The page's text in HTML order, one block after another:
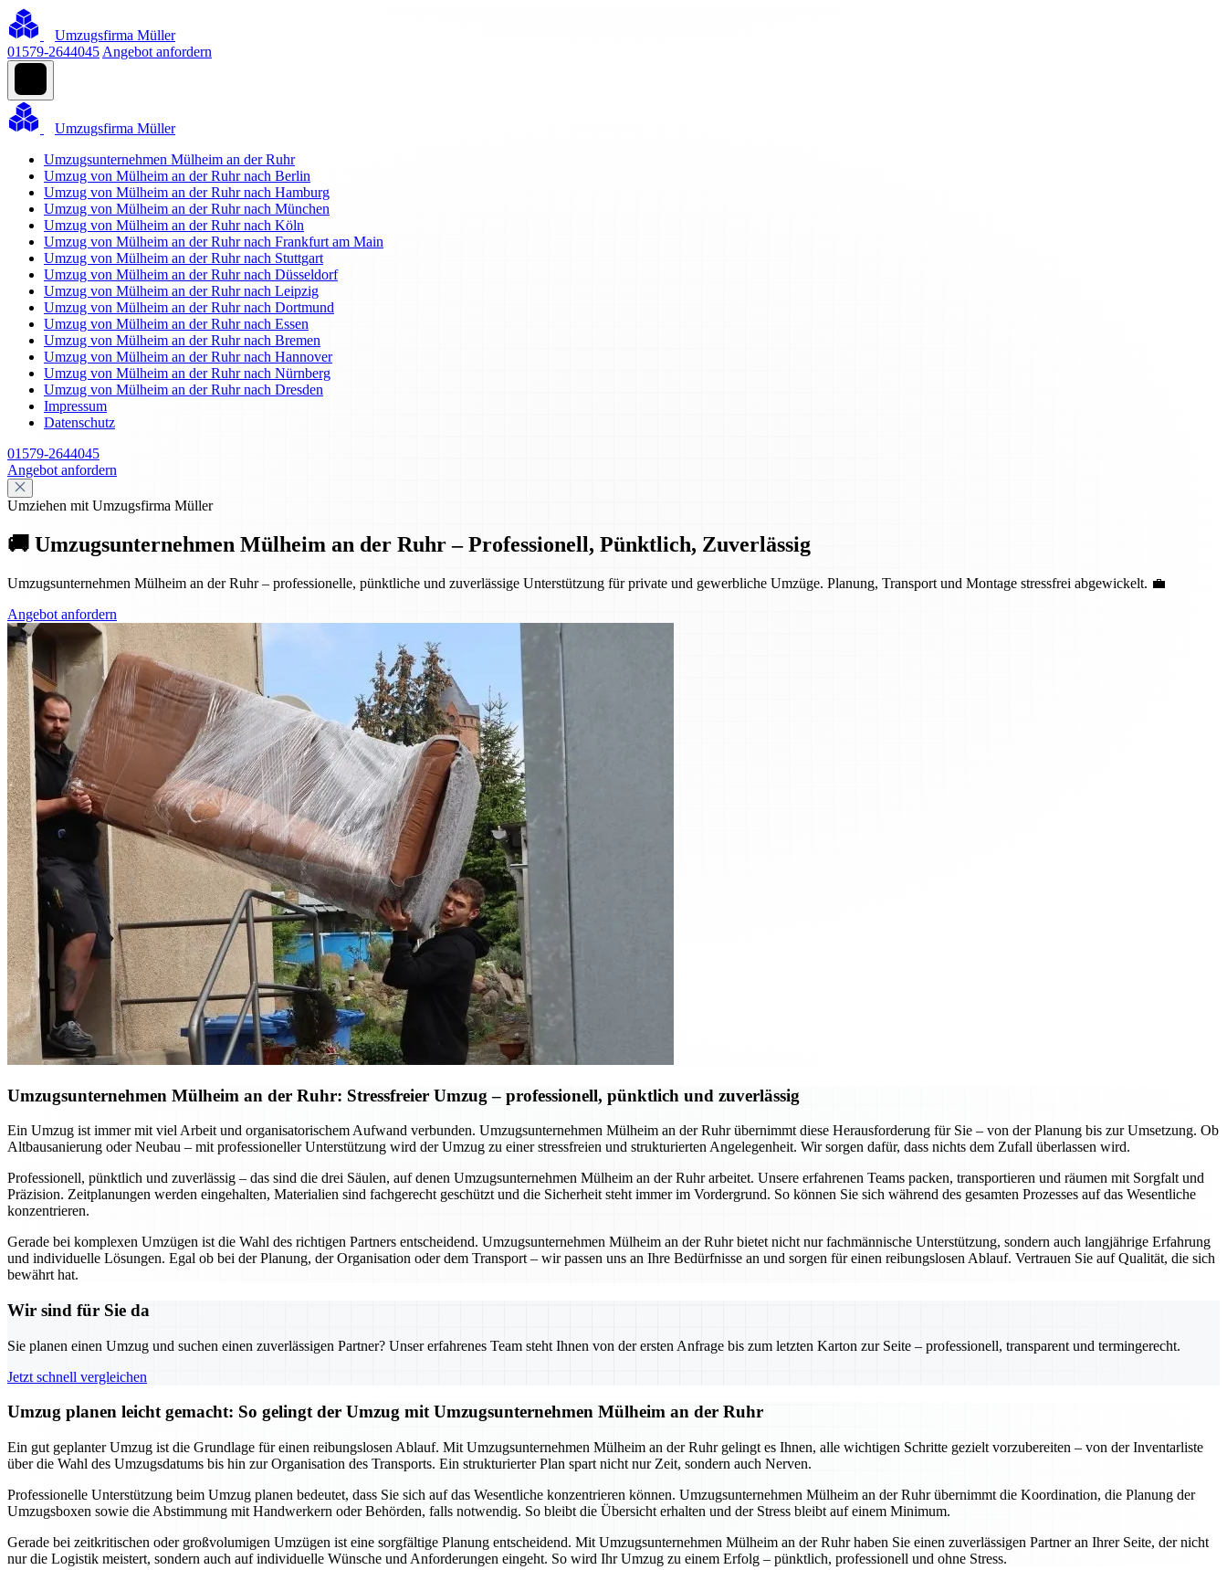
Umzugsfirma Müller
01579-2644045 Angebot anfordern
Umzugsfirma Müller
Umzugsunternehmen Mülheim an der Ruhr
Umzug von Mülheim an der Ruhr nach Berlin
Umzug von Mülheim an der Ruhr nach Hamburg
Umzug von Mülheim an der Ruhr nach München
Umzug von Mülheim an der Ruhr nach Köln
Umzug von Mülheim an der Ruhr nach Frankfurt am Main
Umzug von Mülheim an der Ruhr nach Stuttgart
Umzug von Mülheim an der Ruhr nach Düsseldorf
Umzug von Mülheim an der Ruhr nach Leipzig
Umzug von Mülheim an der Ruhr nach Dortmund
Umzug von Mülheim an der Ruhr nach Essen
Umzug von Mülheim an der Ruhr nach Bremen
Umzug von Mülheim an der Ruhr nach Hannover
Umzug von Mülheim an der Ruhr nach Nürnberg
Umzug von Mülheim an der Ruhr nach Dresden
Impressum
Datenschutz
01579-2644045
Angebot anfordern
Umziehen mit Umzugsfirma Müller
🚚 Umzugsunternehmen Mülheim an der Ruhr – Professionell, Pünktlich, Zuverlässig
Umzugsunternehmen Mülheim an der Ruhr – professionelle, pünktliche und zuverlässige Unterstützung für private und gewerbliche Umzüge. Planung, Transport und Montage stressfrei abgewickelt. 💼
Angebot anfordern
Umzugsunternehmen Mülheim an der Ruhr: Stressfreier Umzug – professionell, pünktlich und zuverlässig
Ein Umzug ist immer mit viel Arbeit und organisatorischem Aufwand verbunden. Umzugsunternehmen Mülheim an der Ruhr übernimmt diese Herausforderung für Sie – von der Planung bis zur Umsetzung. Ob
Altbausanierung oder Neubau – mit professioneller Unterstützung wird der Umzug zu einer stressfreien und strukturierten Angelegenheit. Wir sorgen dafür, dass nichts dem Zufall überlassen wird.
Professionell, pünktlich und zuverlässig – das sind die drei Säulen, auf denen Umzugsunternehmen Mülheim an der Ruhr arbeitet. Unsere erfahrenen Teams packen, transportieren und räumen mit Sorgfalt und
Präzision. Zeitplanungen werden eingehalten, Materialien sind fachgerecht geschützt und die Sicherheit steht immer im Vordergrund. So können Sie sich während des gesamten Prozesses auf das Wesentliche
konzentrieren.
Gerade bei komplexen Umzügen ist die Wahl des richtigen Partners entscheidend. Umzugsunternehmen Mülheim an der Ruhr bietet nicht nur fachmännische Unterstützung, sondern auch langjährige Erfahrung
und individuelle Lösungen. Egal ob bei der Planung, der Organisation oder dem Transport – wir passen uns an Ihre Bedürfnisse an und sorgen für einen reibungslosen Ablauf. Vertrauen Sie auf Qualität, die sich
bewährt hat.
Wir sind für Sie da
Sie planen einen Umzug und suchen einen zuverlässigen Partner? Unser erfahrenes Team steht Ihnen von der ersten Anfrage bis zum letzten Karton zur Seite – professionell, transparent und termingerecht.
Jetzt schnell vergleichen
Umzug planen leicht gemacht: So gelingt der Umzug mit Umzugsunternehmen Mülheim an der Ruhr
Ein gut geplanter Umzug ist die Grundlage für einen reibungslosen Ablauf. Mit Umzugsunternehmen Mülheim an der Ruhr gelingt es Ihnen, alle wichtigen Schritte gezielt vorzubereiten – von der Inventarliste
über die Wahl des Umzugsdatums bis hin zur Organisation des Transports. Ein strukturierter Plan spart nicht nur Zeit, sondern auch Nerven.
Professionelle Unterstützung beim Umzug planen bedeutet, dass Sie sich auf das Wesentliche konzentrieren können. Umzugsunternehmen Mülheim an der Ruhr übernimmt die Koordination, die Planung der
Umzugsboxen sowie die Abstimmung mit Handwerkern oder Behörden, falls notwendig. So bleibt die Übersicht erhalten und der Stress bleibt auf einem Minimum.
Gerade bei zeitkritischen oder großvolumigen Umzügen ist eine sorgfältige Planung entscheidend. Mit Umzugsunternehmen Mülheim an der Ruhr haben Sie einen zuverlässigen Partner an Ihrer Seite, der nicht
nur die Logistik meistert, sondern auch auf individuelle Wünsche und Anforderungen eingeht. So wird Ihr Umzug zu einem Erfolg – pünktlich, professionell und ohne Stress.